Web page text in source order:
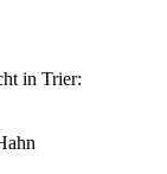
in Trier: